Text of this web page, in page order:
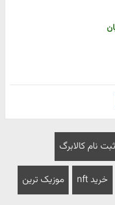
ثبت نام کالابرگ
خرید nft موزیک ترین